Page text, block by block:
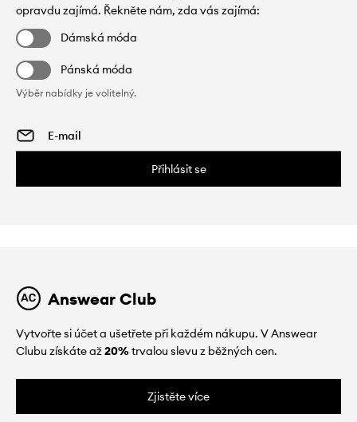
opravdu zajímá. Řekněte nám, zda vás zajímá:
Dámská móda
Pánská móda
Výběr nabídky je volitelný.
Přihlásit se
Answear Club
Vytvořte si účet a ušetřete při každém nákupu. V Answear
Clubu získáte až20%trvalou slevu z běžných cen.
Zjistěte více